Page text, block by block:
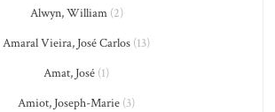
Alwyn, William(2)
Amaral Vieira, José Carlos (13)
Amat, José (1)
Amiot, Joseph-Marie (3)